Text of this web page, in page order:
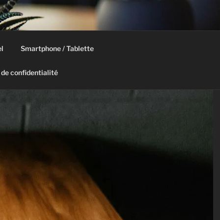
Smartphone / Tablette
confidentialité